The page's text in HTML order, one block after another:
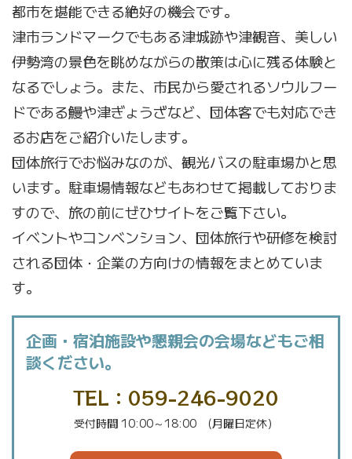
都市を堪能できる絶好の機会です。
津市ランドマークでもある津城跡や津観音、美しい
伊勢湾の景色を眺めながらの散策は心に残る体験と
なるでしょう。また、市民から愛されるソウルフー
ドである鰻や津ぎょうざなど、団体客でも対応でき
るお店をご紹介いたします。
団体旅行でお悩みなのが、観光バスの駐車場かと思
います。駐車場情報などもあわせて掲載しておりま
すので、旅の前にぜひサイトをご覧下さい。
イベントやコンベンション、団体旅行や研修を検討
される団体・企業の方向けの情報をまとめていま
す。
企画・宿泊施設や懇親会の会場などもご相
談ください。
TEL：059-246-9020
受付時間 10:00～18:00 (月曜日定休）